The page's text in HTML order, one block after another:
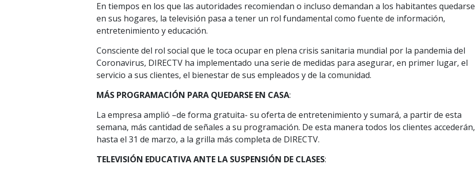
En tiempos en los que las autoridades recomiendan o incluso demandan a los habitantes quedarse
en sus hogares, la televisión pasa a tener un rol fundamental como fuente de información,
entretenimiento y educación.
Consciente del rol social que le toca ocupar en plena crisis sanitaria mundial por la pandemia del
Coronavirus, DIRECTV ha implementado una serie de medidas para asegurar, en primer lugar, el
servicio a sus clientes, el bienestar de sus empleados y de la comunidad.
MÁS PROGRAMACIÓN PARA QUEDARSE EN CASA:
La empresa amplió –de forma gratuita- su oferta de entretenimiento y sumará, a partir de esta
semana, más cantidad de señales a su programación. De esta manera todos los clientes accederán,
hasta el 31 de marzo, a la grilla más completa de DIRECTV.
TELEVISIÓN EDUCATIVA ANTE LA SUSPENSIÓN DE CLASES: